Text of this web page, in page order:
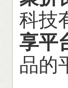
科技
享平
品的